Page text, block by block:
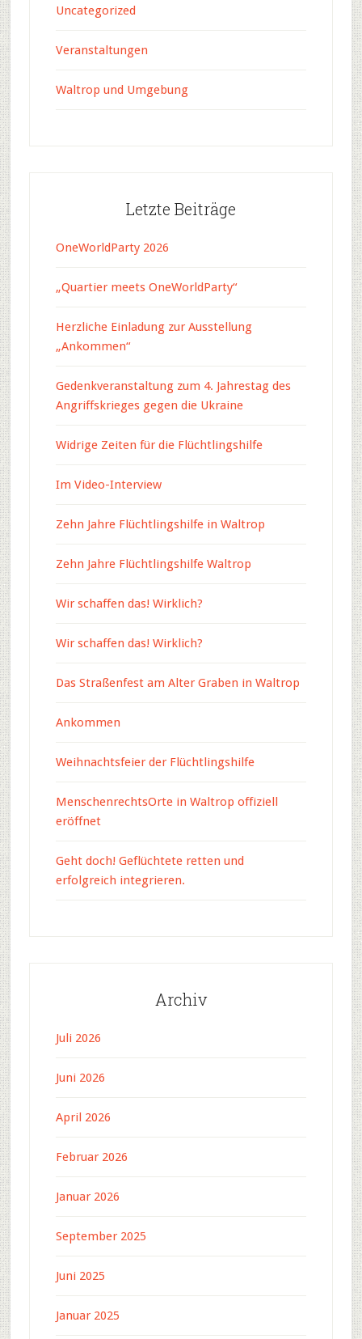
Uncategorized
Veranstaltungen
Waltrop und Umgebung
Letzte Beiträge
OneWorldParty 2026
„Quartier meets OneWorldParty“
Herzliche Einladung zur Ausstellung
„Ankommen“
Gedenkveranstaltung zum 4. Jahrestag des
Angriffskrieges gegen die Ukraine
Widrige Zeiten für die Flüchtlingshilfe
Im Video-Interview
Zehn Jahre Flüchtlingshilfe in Waltrop
Zehn Jahre Flüchtlingshilfe Waltrop
Wir schaffen das! Wirklich?
Wir schaffen das! Wirklich?
Das Straßenfest am Alter Graben in Waltrop
Ankommen
Weihnachtsfeier der Flüchtlingshilfe
MenschenrechtsOrte in Waltrop offiziell
eröffnet
Geht doch! Geflüchtete retten und
erfolgreich integrieren.
Archiv
Juli 2026
Juni 2026
April 2026
Februar 2026
Januar 2026
September 2025
Juni 2025
Januar 2025